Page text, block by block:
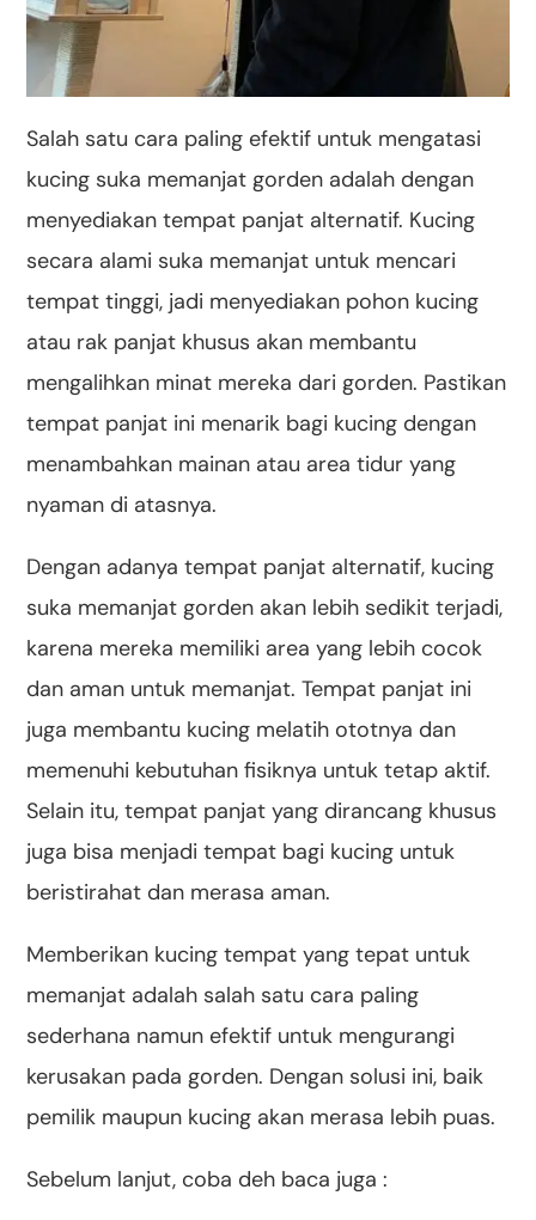
Salah satu cara paling efektif untuk mengatasi
kucing suka memanjat gorden adalah dengan
menyediakan tempat panjat alternatif. Kucing
secara alami suka memanjat untuk mencari
tempat tinggi, jadi menyediakan pohon kucing
atau rak panjat khusus akan membantu
mengalihkan minat mereka dari gorden. Pastikan
tempat panjat ini menarik bagi kucing dengan
menambahkan mainan atau area tidur yang
nyaman di atasnya.
Dengan adanya tempat panjat alternatif, kucing
suka memanjat gorden akan lebih sedikit terjadi,
karena mereka memiliki area yang lebih cocok
dan aman untuk memanjat. Tempat panjat ini
juga membantu kucing melatih ototnya dan
memenuhi kebutuhan fisiknya untuk tetap aktif.
Selain itu, tempat panjat yang dirancang khusus
juga bisa menjadi tempat bagi kucing untuk
beristirahat dan merasa aman.
Memberikan kucing tempat yang tepat untuk
memanjat adalah salah satu cara paling
sederhana namun efektif untuk mengurangi
kerusakan pada gorden. Dengan solusi ini, baik
pemilik maupun kucing akan merasa lebih puas.
Sebelum lanjut, coba deh baca juga :